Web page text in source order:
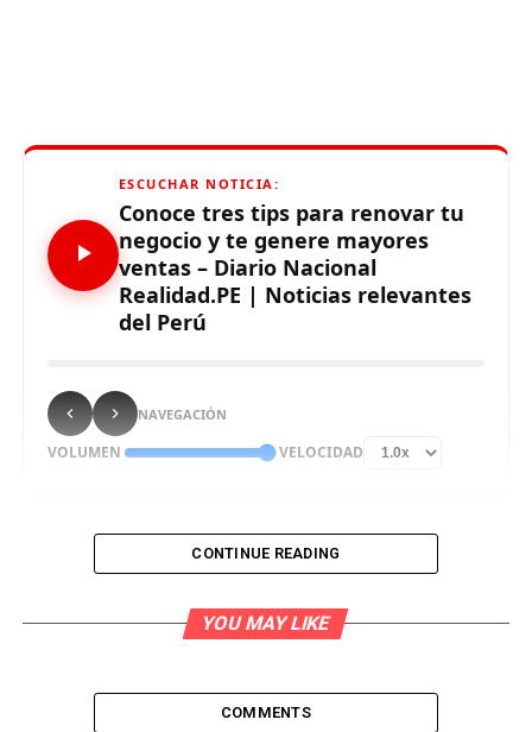
ESCUCHAR NOTICIA:
Conoce tres tips para renovar tu
negocio y te genere mayores
ventas – Diario Nacional
Realidad.PE | Noticias relevantes
del Perú
NAVEGACIÓN
VOLUMEN VELOCIDAD
incremento en el consumo de los peruanos a raíz del
CONTINUE READING
YOU MAY LIKE
COMMENTS